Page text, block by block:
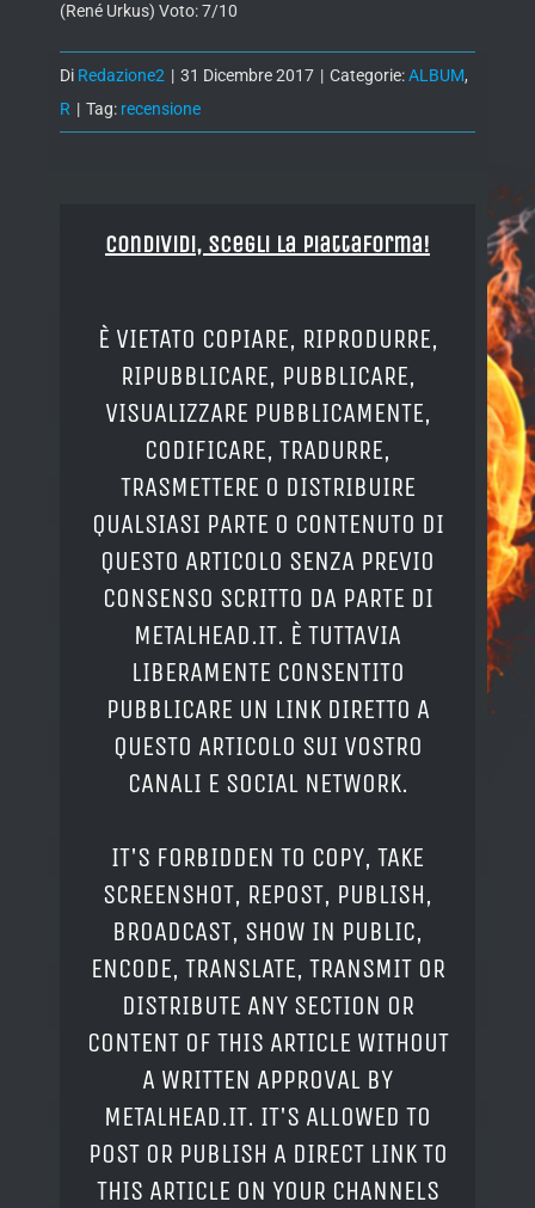
(René Urkus) Voto: 7/10
Di Redazione2 | 31 Dicembre 2017 | Categorie:ALBUM,
R | Tag: recensione
Condividi, Scegli la piattaforma!
È VIETATO COPIARE, RIPRODURRE,
RIPUBBLICARE, PUBBLICARE,
VISUALIZZARE PUBBLICAMENTE,
CODIFICARE, TRADURRE,
TRASMETTERE O DISTRIBUIRE
QUALSIASI PARTE O CONTENUTO DI
QUESTO ARTICOLO SENZA PREVIO
CONSENSO SCRITTO DA PARTE DI
METALHEAD.IT. È TUTTAVIA
LIBERAMENTE CONSENTITO
PUBBLICARE UN LINK DIRETTO A
QUESTO ARTICOLO SUI VOSTRO
CANALI E SOCIAL NETWORK.
IT'S FORBIDDEN TO COPY, TAKE
SCREENSHOT, REPOST, PUBLISH,
BROADCAST, SHOW IN PUBLIC,
ENCODE, TRANSLATE, TRANSMIT OR
DISTRIBUTE ANY SECTION OR
CONTENT OF THIS ARTICLE WITHOUT
A WRITTEN APPROVAL BY
METALHEAD.IT. IT'S ALLOWED TO
POST OR PUBLISH A DIRECT LINK TO
THIS ARTICLE ON YOUR CHANNELS